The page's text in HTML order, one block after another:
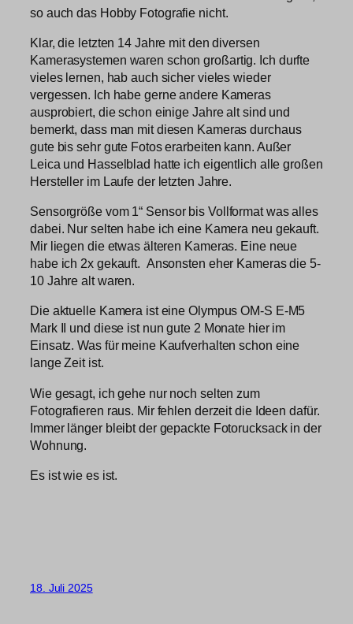
so auch das Hobby Fotografie nicht.
Klar, die letzten 14 Jahre mit den diversen
Kamerasystemen waren schon großartig. Ich durfte
vieles lernen, hab auch sicher vieles wieder
vergessen. Ich habe gerne andere Kameras
ausprobiert, die schon einige Jahre alt sind und
bemerkt, dass man mit diesen Kameras durchaus
gute bis sehr gute Fotos erarbeiten kann. Außer
Leica und Hasselblad hatte ich eigentlich alle großen
Hersteller im Laufe der letzten Jahre.
Sensorgröße vom 1“ Sensor bis Vollformat was alles
dabei. Nur selten habe ich eine Kamera neu gekauft.
Mir liegen die etwas älteren Kameras. Eine neue
habe ich 2x gekauft. Ansonsten eher Kameras die 5-
10 Jahre alt waren.
Die aktuelle Kamera ist eine Olympus OM-S E-M5
Mark II und diese ist nun gute 2 Monate hier im
Einsatz. Was für meine Kaufverhalten schon eine
lange Zeit ist.
Wie gesagt, ich gehe nur noch selten zum
Fotografieren raus. Mir fehlen derzeit die Ideen dafür.
Immer länger bleibt der gepackte Fotorucksack in der
Wohnung.
Es ist wie es ist.
18. Juli 2025